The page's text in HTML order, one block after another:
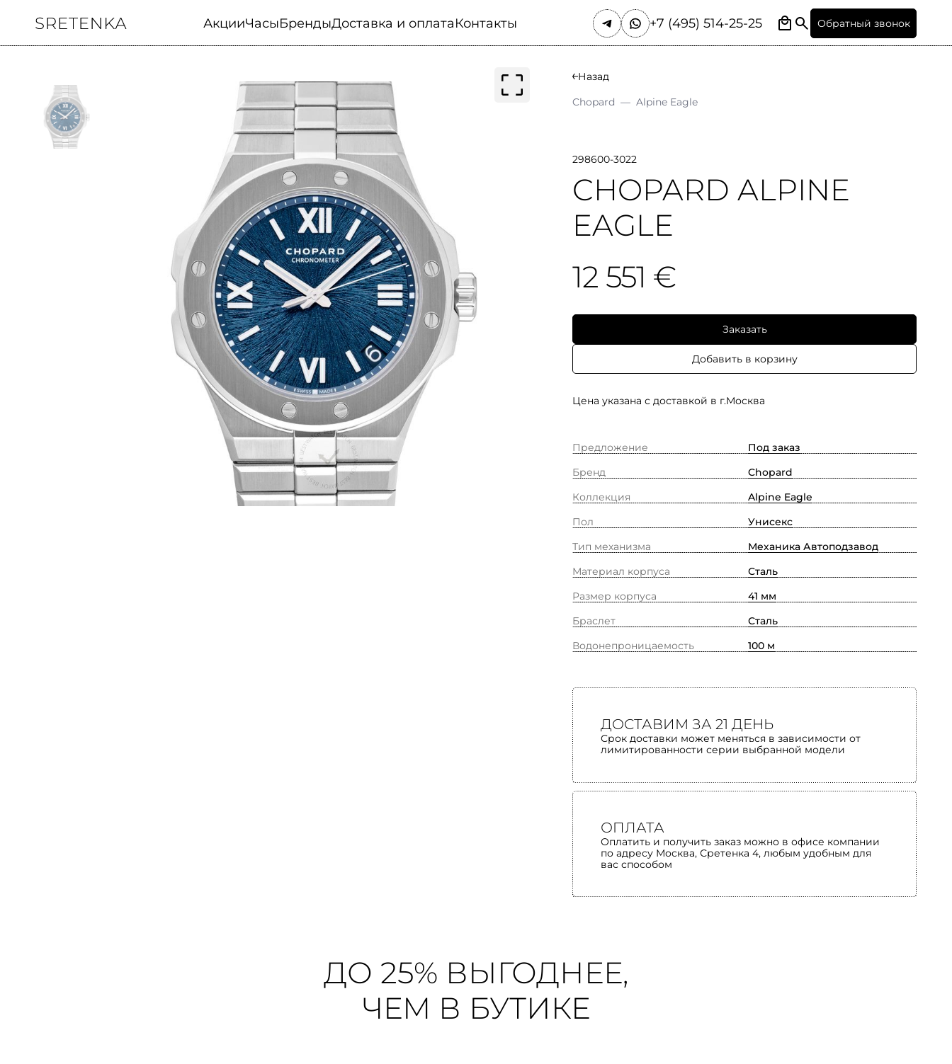
АкцииЧасыБрендыДоставка и оплатаКонтакты +7 (495) 514-25-25 Обратный звонок
Назад
Chopard — Alpine Eagle
298600-3022
CHOPARD ALPINE
EAGLE
12 551 €
Заказать
Добавить в корзину
Цена указана с доставкой в г.Москва
Предложение
Под заказ
Бренд
Chopard
Коллекция
Alpine Eagle
Пол
Унисекс
Тип механизма
Механика Автоподзавод
Материал корпуса
Сталь
Размер корпуса
41 мм
Браслет
Сталь
Водонепроницаемость
100 м
ДОСТАВИМ ЗА 21 ДЕНЬ
Срок доставки может меняться в зависимости от
лимитированности серии выбранной модели
ОПЛАТА
Оплатить и получить заказ можно в офисе компании
по адресу Москва, Сретенка 4, любым удобным для
вас способом
ДО 25% ВЫГОДНЕЕ,
ЧЕМ В БУТИКЕ